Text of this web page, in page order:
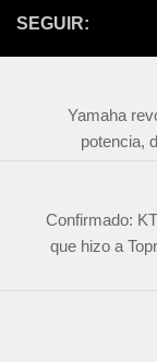
SEGUIR:
Yamaha
potencia,
Confirmado:
que hizo a